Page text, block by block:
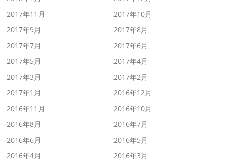
2017年11月
2017年10月
2017年9月
2017年8月
2017年7月
2017年6月
2017年5月
2017年4月
2017年3月
2017年2月
2017年1月
2016年12月
2016年11月
2016年10月
2016年8月
2016年7月
2016年6月
2016年5月
2016年4月
2016年3月